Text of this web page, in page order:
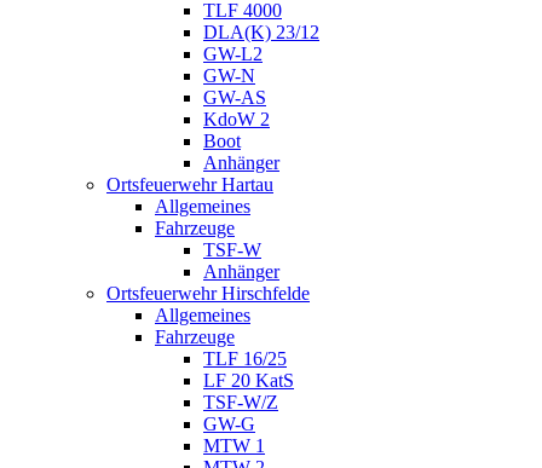
TLF 4000
DLA(K) 23/12
GW-L2
GW-N
GW-AS
KdoW 2
Boot
Anhänger
Ortsfeuerwehr Hartau
Allgemeines
Fahrzeuge
TSF-W
Anhänger
Ortsfeuerwehr Hirschfelde
Allgemeines
Fahrzeuge
TLF 16/25
LF 20 KatS
TSF-W/Z
GW-G
MTW 1